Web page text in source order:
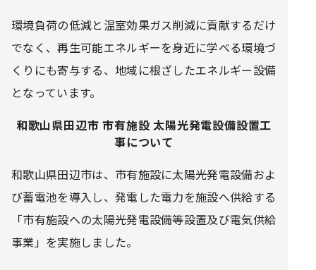
環境負荷の低減と温室効果ガス削減に貢献するだけ
でなく、再生可能エネルギーを身近に学べる環境づ
くりにも寄与する、地域に根ざしたエネルギー設備
となっています。
和歌山県田辺市 市有施設 太陽光発電設備設置工
事について
和歌山県田辺市は、市有施設に太陽光発電設備およ
び蓄電池を導入し、発電した電力を施設へ供給する
「市有施設への太陽光発電設備等設置及び電気供給
事業」を実施しました。